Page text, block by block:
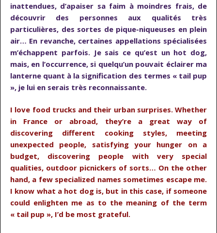
inattendues, d’apaiser sa faim à moindres frais, de
découvrir des personnes aux qualités très
particulières, des sortes de pique-niqueuses en plein
air… En revanche, certaines appellations spécialisées
m’échappent parfois. Je sais ce qu’est un hot dog,
mais, en l’occurrence, si quelqu’un pouvait éclairer ma
lanterne quant à la signification des termes « tail pup
», je lui en serais très reconnaissante.
I love food trucks and their urban surprises. Whether
in France or abroad, they’re a great way of
discovering different cooking styles, meeting
unexpected people, satisfying your hunger on a
budget, discovering people with very special
qualities, outdoor picnickers of sorts… On the other
hand, a few specialized names sometimes escape me.
I know what a hot dog is, but in this case, if someone
could enlighten me as to the meaning of the term
« tail pup », I’d be most grateful.